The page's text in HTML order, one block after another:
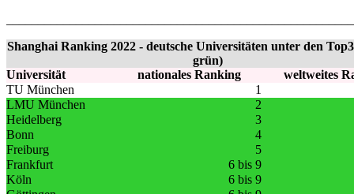
Shanghai Ranking 2022 - deutsche Universitäten unter den
grün)
Universität
nationales Ranking
weltweites
TU München
1
LMU München
2
Heidelberg
3
Bonn
4
Freiburg
5
Frankfurt
6 bis 9
Köln
6 bis 9